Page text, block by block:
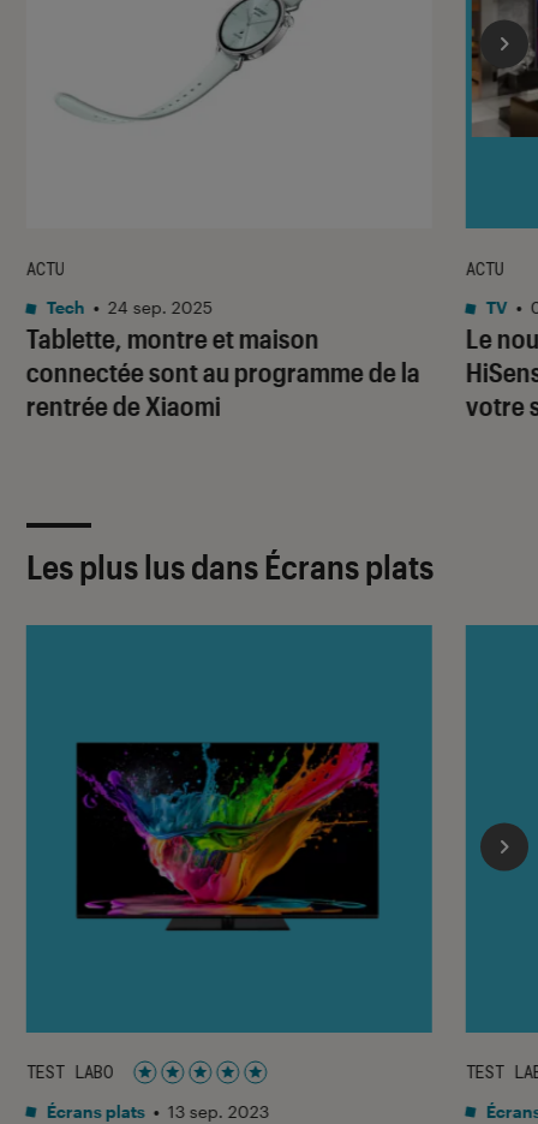
Tablette, montre et maison
connectée sont au programme de la
rentrée de Xiaomi
ACTU
Tech • 24 sep. 2025
Le
votre
ACTU
TV •
Les plus lus dans Écrans plats
TEST LABO
Noté 5 étoiles sur 5
Écrans plats • 13 sep. 2023
TEST